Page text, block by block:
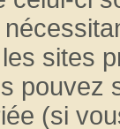
sites
pouvez
(si